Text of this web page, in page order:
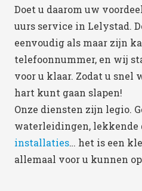
Doet u daarom uw
uurs service in Lelystad.
eenvoudig als maar zijn
telefoonnummer, en wij
voor u klaar. Zodat u snel
hart kunt gaan slapen!
Onze diensten zijn legio.
waterleidingen, lekkende
installaties… het is een
allemaal voor u kunnen